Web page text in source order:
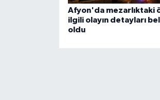
Afyon'da mezarlıktaki
ilgili olayın detayları
oldu